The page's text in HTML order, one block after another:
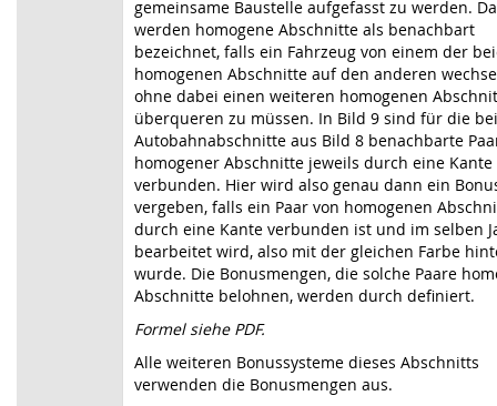
gemeinsame Baustelle aufgefasst zu werden.
werden homogene Abschnitte als benachbart
bezeichnet, falls ein Fahrzeug von einem der
homogenen Abschnitte auf den anderen
ohne dabei einen weiteren homogenen
überqueren zu müssen. In Bild 9 sind für die
Autobahnabschnitte aus Bild 8 benachbarte
homogener Abschnitte jeweils durch eine Kante
verbunden. Hier wird also genau dann ein
vergeben, falls ein Paar von homogenen
durch eine Kante verbunden ist und im selben
bearbeitet wird, also mit der gleichen Farbe
wurde. Die Bonusmengen, die solche Paare
Abschnitte belohnen, werden durch definiert.
Formel siehe PDF.
Alle weiteren Bonussysteme dieses Abschnitts
verwenden die Bonusmengen aus.